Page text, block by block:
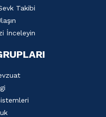
Takibi
İnceleyin